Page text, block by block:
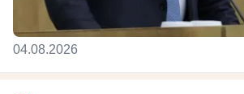
04.08.2026